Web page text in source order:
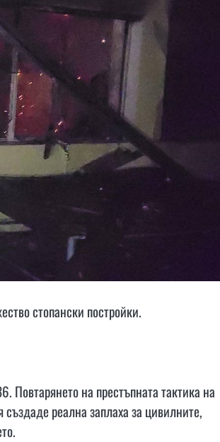
стопански постройки.
Повтарянето на престъпната тактика на
реална заплаха за цивилните,